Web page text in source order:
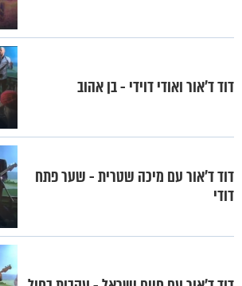
דוד ד'אור ואודי דוידי - בן אהוב
דוד ד'אור עם מיכה שטרית - שער פתח
דודי